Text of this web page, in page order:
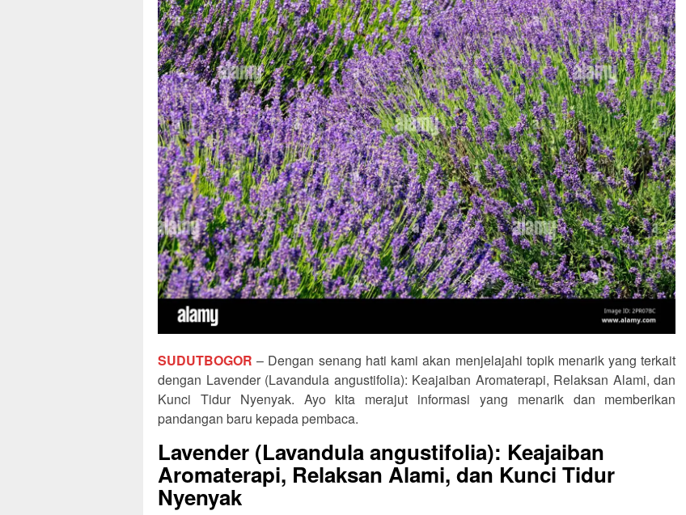
SUDUTBOGOR – Dengan senang hati kami akan menjelajahi topik menarik yang terkait
dengan Lavender (Lavandula angustifolia): Keajaiban Aromaterapi, Relaksan Alami, dan
Kunci Tidur Nyenyak. Ayo kita merajut informasi yang menarik dan memberikan
pandangan baru kepada pembaca.
Lavender (Lavandula angustifolia): Keajaiban
Aromaterapi, Relaksan Alami, dan Kunci Tidur
Nyenyak